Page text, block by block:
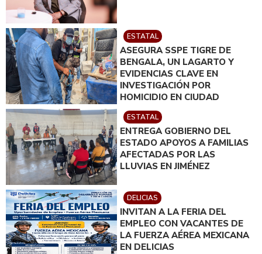
ESTATAL
ASEGURA SSPE TIGRE DE
BENGALA, UN LAGARTO Y
EVIDENCIAS CLAVE EN
INVESTIGACIÓN POR
HOMICIDIO EN CIUDAD
JUÁREZ; EN CATEO
INSTRUIDO POR GILBERTO
LOYA
ESTATAL
ENTREGA GOBIERNO DEL
ESTADO APOYOS A FAMILIAS
AFECTADAS POR LAS
LLUVIAS EN JIMÉNEZ
DELICIAS
INVITAN A LA FERIA DEL
EMPLEO CON VACANTES DE
LA FUERZA AÉREA MEXICANA
EN DELICIAS